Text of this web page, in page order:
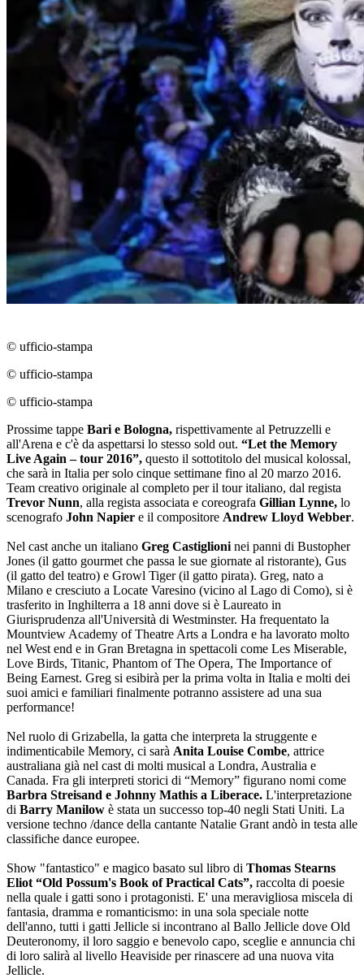
© ufficio-stampa
© ufficio-stampa
© ufficio-stampa
Prossime tappe Bari e Bologna, rispettivamente al Petruzzelli e
all'Arena e c'è da aspettarsi lo stesso sold out. “Let the Memory
Live Again – tour 2016”, questo il sottotitolo del musical kolossal,
che sarà in Italia per solo cinque settimane fino al 20 marzo 2016.
Team creativo originale al completo per il tour italiano, dal regista
Trevor Nunn, alla regista associata e coreografa Gillian Lynne, lo
scenografo John Napier e il compositore Andrew Lloyd Webber.
Nel cast anche un italiano Greg Castiglioni nei panni di Bustopher
Jones (il gatto gourmet che passa le sue giornate al ristorante), Gus
(il gatto del teatro) e Growl Tiger (il gatto pirata). Greg, nato a
Milano e cresciuto a Locate Varesino (vicino al Lago di Como), si è
trasferito in Inghilterra a 18 anni dove si è Laureato in
Giurisprudenza all'Università di Westminster. Ha frequentato la
Mountview Academy of Theatre Arts a Londra e ha lavorato molto
nel West end e in Gran Bretagna in spettacoli come Les Miserable,
Love Birds, Titanic, Phantom of The Opera, The Importance of
Being Earnest. Greg si esibirà per la prima volta in Italia e molti dei
suoi amici e familiari finalmente potranno assistere ad una sua
performance!
Nel ruolo di Grizabella, la gatta che interpreta la struggente e
indimenticabile Memory, ci sarà Anita Louise Combe, attrice
australiana già nel cast di molti musical a Londra, Australia e
Canada. Fra gli interpreti storici di “Memory” figurano nomi come
Barbra Streisand e Johnny Mathis a Liberace. L'interpretazione
di Barry Manilow è stata un successo top-40 negli Stati Uniti. La
versione techno /dance della cantante Natalie Grant andò in testa alle
classifiche dance europee.
Show "fantastico" e magico basato sul libro di Thomas Stearns
Eliot “Old Possum's Book of Practical Cats”, raccolta di poesie
nella quale i gatti sono i protagonisti. E' una meravigliosa miscela di
fantasia, dramma e romanticismo: in una sola speciale notte
dell'anno, tutti i gatti Jellicle si incontrano al Ballo Jellicle dove Old
Deuteronomy, il loro saggio e benevolo capo, sceglie e annuncia chi
di loro salirà al livello Heaviside per rinascere ad una nuova vita
Jellicle.